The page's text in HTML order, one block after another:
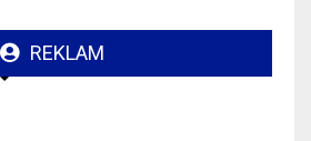
REKLAM